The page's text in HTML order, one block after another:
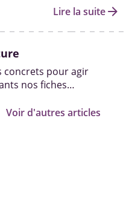
Lire la suitearrow_forward
concrets pour agir
nos fiches
Voir d'autres articles